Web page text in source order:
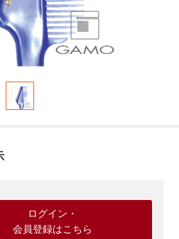
ログイン・
会員登録はこちら